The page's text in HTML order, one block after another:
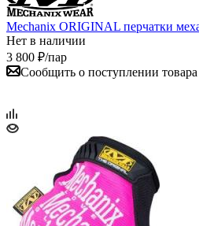
Mechanix ORIGINAL перчатки
Нет в наличии
3 800 ₽/пар
Сообщить о поступлении товара